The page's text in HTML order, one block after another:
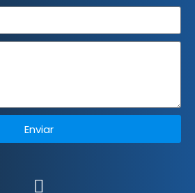
Enviar